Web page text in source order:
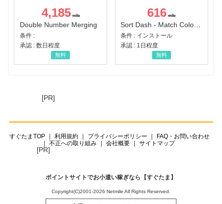
4,185
Double Number Merging
条件 :
承認 : 数日程度
無料
616
条件 : インストール
承認 : 1日程度
無料
[PR]
すぐたまTOP 利用規約 プライバシーポリシー
FAQ・お問い合わせ
不正への取り組み
会社概要 サイトマップ
[PR]
ポイントサイトでお小遣い稼ぎなら【すぐたま】
Copyright(C)2001-2026 Netmile All Rights Reserved.